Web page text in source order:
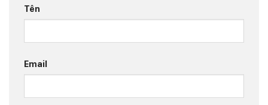
Tên
Email